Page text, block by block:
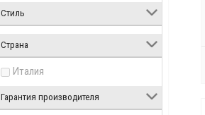
Стиль
Страна
Италия
Гарантия производителя